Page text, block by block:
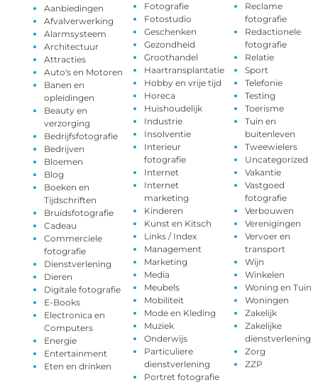
Aanbiedingen
Afvalverwerking
Alarmsysteem
Architectuur
Attracties
Auto's en Motoren
Banen en
opleidingen
Beauty en
verzorging
Bedrijfsfotografie
Bedrijven
Bloemen
Blog
Boeken en
Tijdschriften
Bruidsfotografie
Cadeau
Commerciele
fotografie
Dienstverlening
Dieren
Digitale fotografie
E-Books
Electronica en
Computers
Energie
Entertainment
Eten en drinken
Fotografie
Fotostudio
Geschenken
Gezondheid
Groothandel
Haartransplantatie
Hobby en vrije tijd
Horeca
Huishoudelijk
Industrie
Insolventie
Interieur
fotografie
Internet
Internet
marketing
Kinderen
Kunst en Kitsch
Links / Index
Management
Marketing
Media
Meubels
Mobiliteit
Mode en Kleding
Muziek
Onderwijs
Particuliere
dienstverlening
Portret fotografie
Reclame
fotografie
Redactionele
fotografie
Relatie
Sport
Telefonie
Testing
Toerisme
Tuin en
buitenleven
Tweewielers
Uncategorized
Vakantie
Vastgoed
fotografie
Verbouwen
Verenigingen
Vervoer en
transport
Wijn
Winkelen
Woning en Tuin
Woningen
Zakelijk
Zakelijke
dienstverlening
Zorg
ZZP